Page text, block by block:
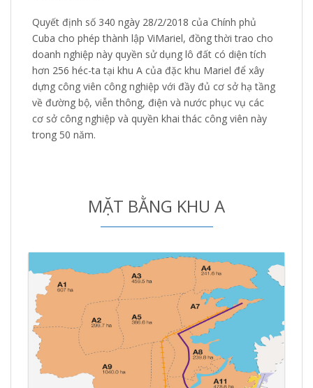
Quyết định số 340 ngày 28/2/2018 của Chính phủ
Cuba cho phép thành lập ViMariel, đồng thời trao cho
doanh nghiệp này quyền sử dụng lô đất có diện tích
hơn 256 héc-ta tại khu A của đặc khu Mariel để xây
dựng công viên công nghiệp với đầy đủ cơ sở hạ tầng
về đường bộ, viễn thông, điện và nước phục vụ các
cơ sở công nghiệp và quyền khai thác công viên này
trong 50 năm.
MẶT BẰNG KHU A